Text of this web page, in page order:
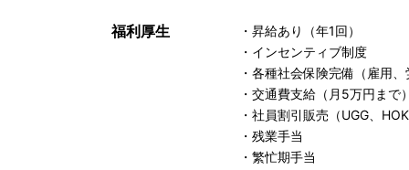
福利厚生
・昇給あり（年1回）
・インセンティブ制度
・各種社会保険完備（雇用
・交通費支給（月5万円まで
・社員割引販売（UGG、
・残業手当
・繁忙期手当